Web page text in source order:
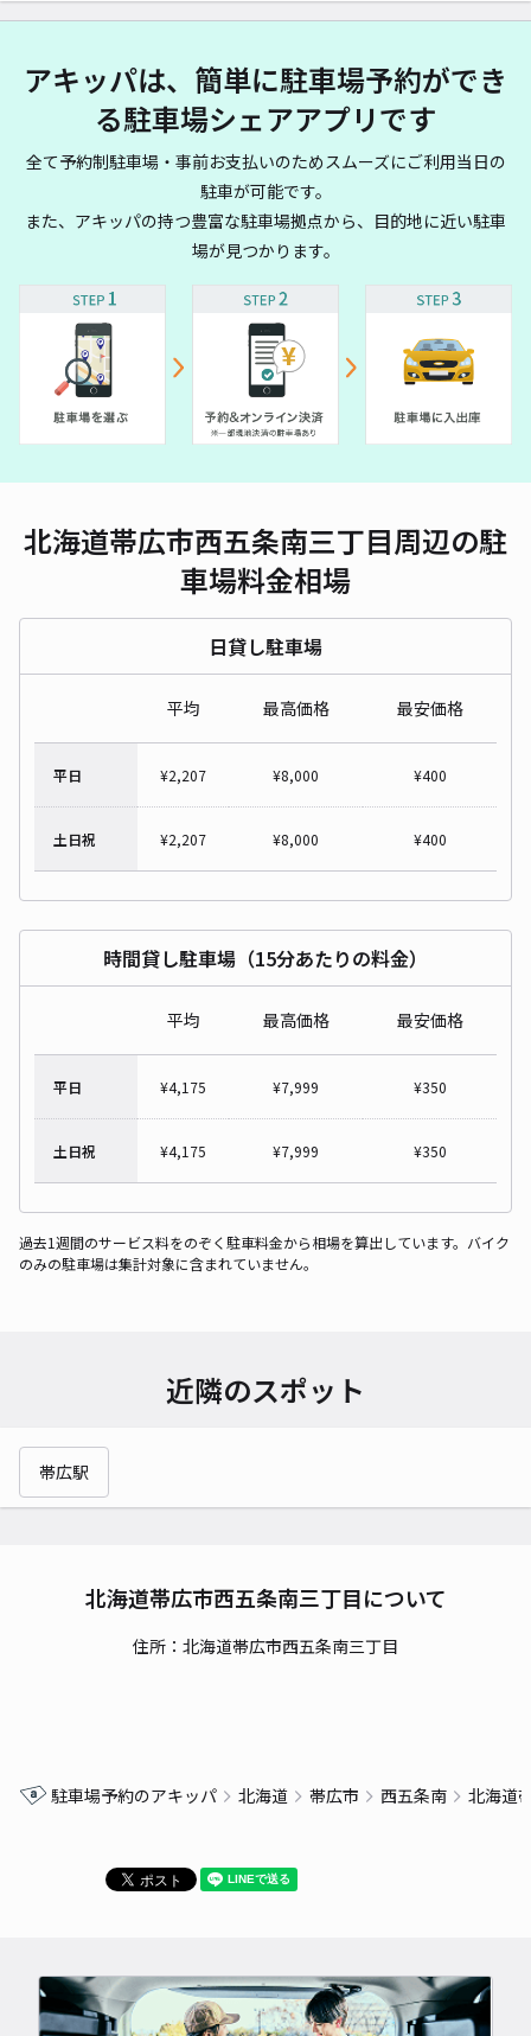
アキッパは、簡単に駐車場予約ができ
る駐車場シェアアプリです
全て予約制駐車場・事前お支払いのためスムーズにご利用当日の
駐車が可能です。
また、アキッパの持つ豊富な駐車場拠点から、目的地に近い駐車
場が見つかります。
北海道帯広市西五条南三丁目周辺の駐
車場料金相場
日貸し駐車場
平均 最高価格 最安価格
平日 ¥2,207 ¥8,000 ¥400
土日祝 ¥2,207 ¥8,000 ¥400
時間貸し駐車場（15分あたりの料金）
平均 最高価格 最安価格
平日 ¥4,175 ¥7,999 ¥350
土日祝 ¥4,175 ¥7,999 ¥350
過去1週間のサービス料をのぞく駐車料金から相場を算出しています。バイク
のみの駐車場は集計対象に含まれていません。
近隣のスポット
帯広駅
北海道帯広市西五条南三丁目について
住所：北海道帯広市西五条南三丁目
駐車場予約のアキッパ 北海道 帯広市 西五条南 北海道